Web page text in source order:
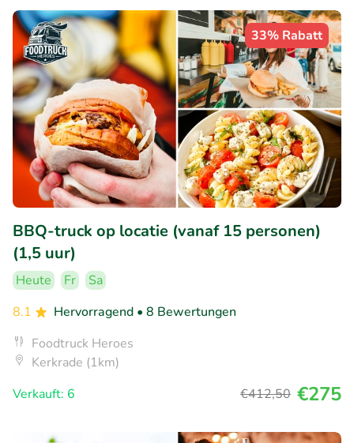
33% Rabatt
BBQ-truck op locatie (vanaf 15 personen)
(1,5 uur)
Heute Fr
Sa
8.1
Hervorragend • 8 Bewertungen
Foodtruck Heroes
Kerkrade (1km)
Verkauft: 6
€412,50 €275